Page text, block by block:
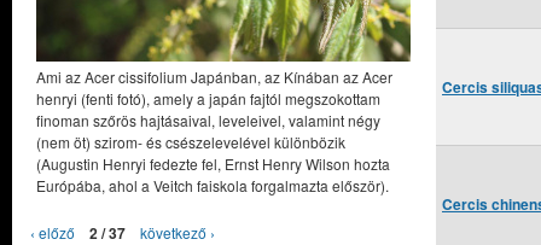
Cercis
Cercis
Ami az Acer cissifolium Japánban, az Kínában az Acer
henryi (fenti fotó), amely a japán fajtól megszokottam
finoman szőrös hajtásaival, leveleivel, valamint négy
(nem öt) szirom- és csészelevelével különbözik
(Augustin Henryi fedezte fel, Ernst Henry Wilson hozta
Európába, ahol a Veitch faiskola forgalmazta először).
‹ előző 2 / 37 következő ›